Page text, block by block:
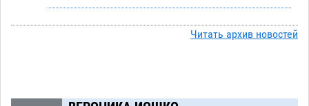
зеленые зоны на автоматический полив
Астрахани
06.08 499
Читать архив новостей